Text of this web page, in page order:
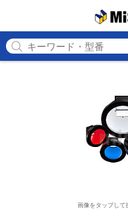
画像をタップして